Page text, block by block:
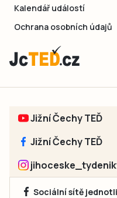
Kalendář událostí
Ochrana osobních údajů
Jižní Čechy TEĎ
Jižní Čechy TEĎ
Sociální sítě